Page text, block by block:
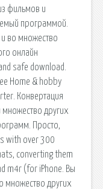
фильмов и
программой.
во множество
онлайн
safe download.
Home & hobby
Конвертация
других
Просто,
with over 300
converting them
m4r (for iPhone. Вы
множество других